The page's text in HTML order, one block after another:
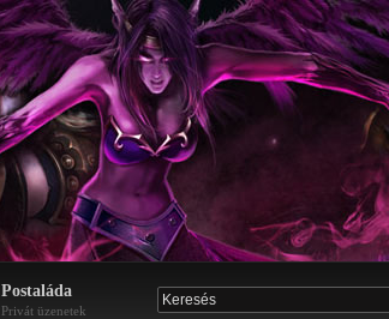
Postaláda
Privát üzenetek